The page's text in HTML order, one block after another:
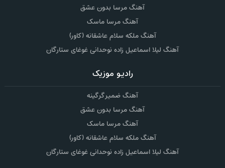
آهنگ مرسا بدون عشق
آهنگ مرسا ماسک
آهنگ ملکه سلام عاشقانه (کاور)
آهنگ لیلا اسماعیل زاده نوحدانی غوغای ستارگان
رادیو موزیک
آهنگ ضمیر گرگینه
آهنگ مرسا بدون عشق
آهنگ مرسا ماسک
آهنگ ملکه سلام عاشقانه (کاور)
آهنگ لیلا اسماعیل زاده نوحدانی غوغای ستارگان